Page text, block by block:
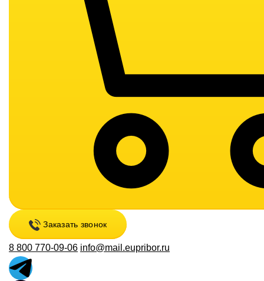
Заказать звонок
8 800 770-09-06 info@mail.eupribor.ru